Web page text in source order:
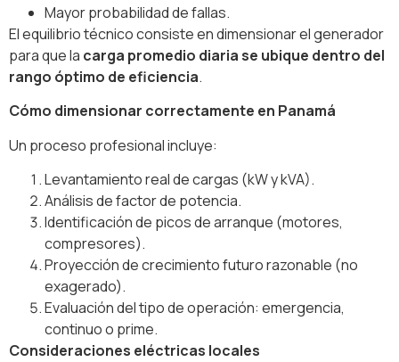
Mayor probabilidad de fallas.
El equilibrio técnico consiste en dimensionar el generador
para que la carga promedio diaria se ubique dentro del
rango óptimo de eficiencia.
Cómo dimensionar correctamente en Panamá
Un proceso profesional incluye:
Levantamiento real de cargas (kW y kVA).
Análisis de factor de potencia.
Identificación de picos de arranque (motores,
compresores).
Proyección de crecimiento futuro razonable (no
exagerado).
Evaluación del tipo de operación: emergencia,
continuo o prime.
Consideraciones eléctricas locales